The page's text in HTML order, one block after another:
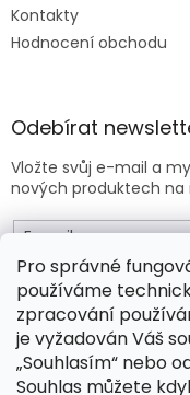
Pro správné
používáme
zpracování
je vyžadován Váš
„Souhlasím“ nebo
Souhlas můžete
Kontakty
Hodnocení obchodu
Odebírat
Vložte svůj e-mail a
nových produktech na
E-mail
Vložením e-mailu
PŘIHLÁSIT SE